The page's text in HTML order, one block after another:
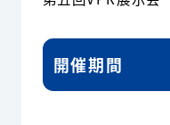
開催期間